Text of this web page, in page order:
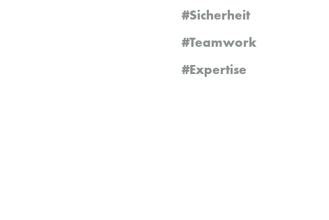
#Sicherheit
#Teamwork
#Expertise